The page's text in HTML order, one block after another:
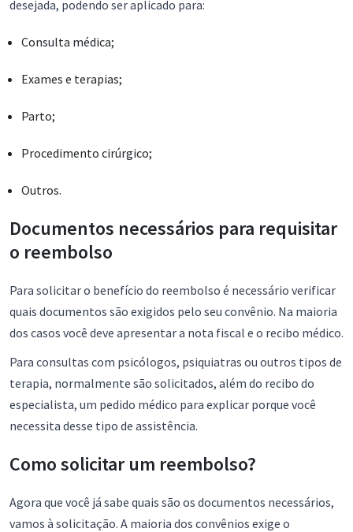
desejada, podendo ser aplicado para:
Consulta médica;
Exames e terapias;
Parto;
Procedimento cirúrgico;
Outros.
Documentos necessários para requisitar
o reembolso
Para solicitar o benefício do reembolso é necessário verificar
quais documentos são exigidos pelo seu convênio. Na maioria
dos casos você deve apresentar a nota fiscal e o recibo médico.
Para consultas com psicólogos, psiquiatras ou outros tipos de
terapia, normalmente são solicitados, além do recibo do
especialista, um pedido médico para explicar porque você
necessita desse tipo de assistência.
Como solicitar um reembolso?
Agora que você já sabe quais são os documentos necessários,
vamos à solicitação. A maioria dos convênios exige o